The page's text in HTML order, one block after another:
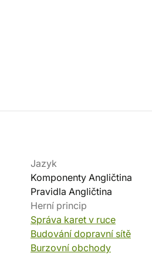
Jazyk
Komponenty Angličtina
Pravidla Angličtina
Herní princip
Správa karet v ruce
Budování dopravní sítě
Burzovní obchody